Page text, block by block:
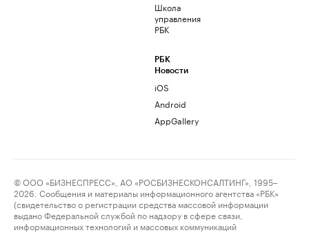
Школа
управления
РБК
РБК
Новости
iOS
Android
AppGallery
© ООО «БИЗНЕСПРЕСС», АО «РОСБИЗНЕСКОНСАЛТИНГ», 1995–
2026. Сообщения и материалы информационного агентства «РБК»
(свидетельство о регистрации средства массовой информации
выдано Федеральной службой по надзору в сфере связи,
информационных технологий и массовых коммуникаций